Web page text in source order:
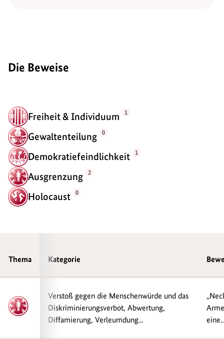
Die Beweise
Freiheit & Individuum 1
Gewaltenteilung 0
Demokratiefeindlichkeit 1
Ausgrenzung 2
Holocaust 0
Thema Kategorie
Thema
Verstoß gegen die Menschenwürde und das
Diskriminierungsverbot, Abwertung,
Diffamierung, Verleumdung...